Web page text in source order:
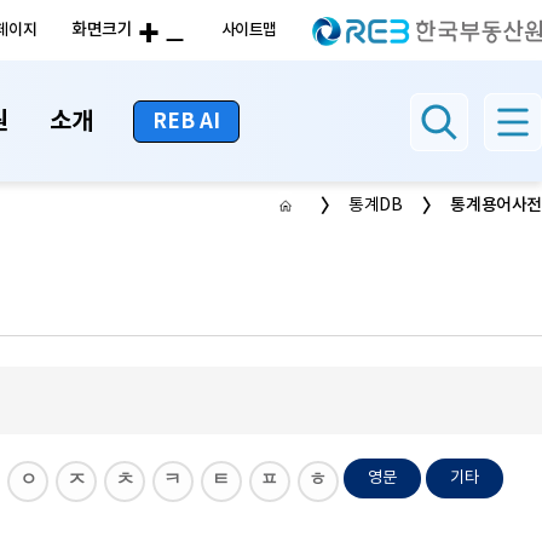
이지 화면크기 사이트맵
소개 REB AI
통계DB 통계용어사전
ㅇ ㅈ ㅊ ㅋ ㅌ ㅍ ㅎ 영문 기타